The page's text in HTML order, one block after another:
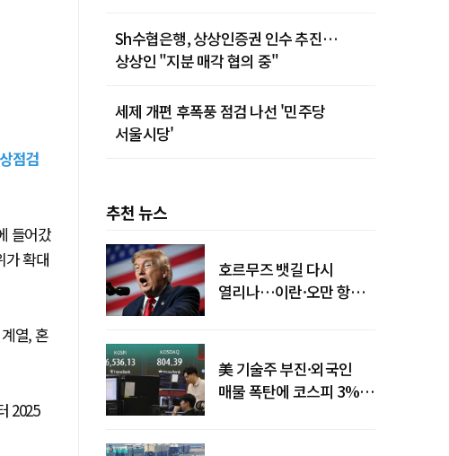
점검
들어갔
가 확대
열, 혼
2025
Sh수협은행, 상상인증권 인수 추진…
상상인 "지분 매각 협의 중"
세제 개편 후폭풍 점검 나선 '민주당
서울시당'
추천 뉴스
호르무즈 뱃길 다시
열리나…이란·오만 항로
美 기술주 부진·외국인
매물 폭탄에 코스피 3%대